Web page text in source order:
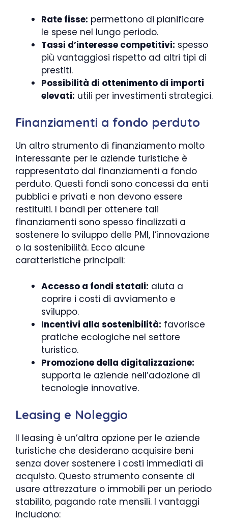
Rate fisse: permettono di pianificare
le spese nel lungo periodo.
Tassi d’interesse competitivi: spesso
più vantaggiosi rispetto ad altri tipi di
prestiti.
Possibilità di ottenimento di importi
elevati: utili per investimenti strategici.
Finanziamenti a fondo perduto
Un altro strumento di finanziamento molto
interessante per le aziende turistiche è
rappresentato dai finanziamenti a fondo
perduto. Questi fondi sono concessi da enti
pubblici e privati e non devono essere
restituiti. I bandi per ottenere tali
finanziamenti sono spesso finalizzati a
sostenere lo sviluppo delle PMI, l’innovazione
o la sostenibilità. Ecco alcune
caratteristiche principali:
Accesso a fondi statali: aiuta a
coprire i costi di avviamento e
sviluppo.
Incentivi alla sostenibilità: favorisce
pratiche ecologiche nel settore
turistico.
Promozione della digitalizzazione:
supporta le aziende nell’adozione di
tecnologie innovative.
Leasing e Noleggio
Il leasing è un’altra opzione per le aziende
turistiche che desiderano acquisire beni
senza dover sostenere i costi immediati di
acquisto. Questo strumento consente di
usare attrezzature o immobili per un periodo
stabilito, pagando rate mensili. I vantaggi
includono: